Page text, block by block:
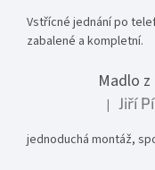
Vstřícné jednání po
zabalené a kompletní.
| Jiří
jednoduchá montáž,